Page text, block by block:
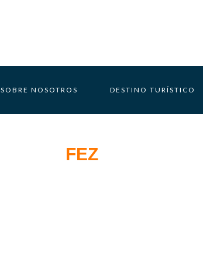
SOBRE NOSOTROS DESTINO TURÍSTICO
FEZ